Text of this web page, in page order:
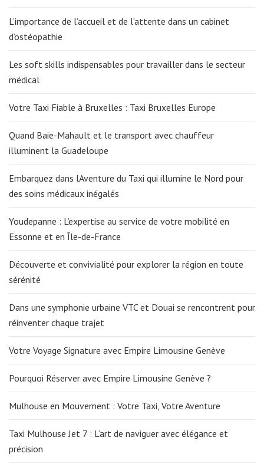
L’importance de l’accueil et de l’attente dans un cabinet
d’ostéopathie
Les soft skills indispensables pour travailler dans le secteur
médical
Votre Taxi Fiable à Bruxelles : Taxi Bruxelles Europe
Quand Baie-Mahault et le transport avec chauffeur
illuminent la Guadeloupe
Embarquez dans lAventure du Taxi qui illumine le Nord pour
des soins médicaux inégalés
Youdepanne : L’expertise au service de votre mobilité en
Essonne et en Île-de-France
Découverte et convivialité pour explorer la région en toute
sérénité
Dans une symphonie urbaine VTC et Douai se rencontrent pour
réinventer chaque trajet
Votre Voyage Signature avec Empire Limousine Genève
Pourquoi Réserver avec Empire Limousine Genève ?
Mulhouse en Mouvement : Votre Taxi, Votre Aventure
Taxi Mulhouse Jet 7 : L’art de naviguer avec élégance et
précision